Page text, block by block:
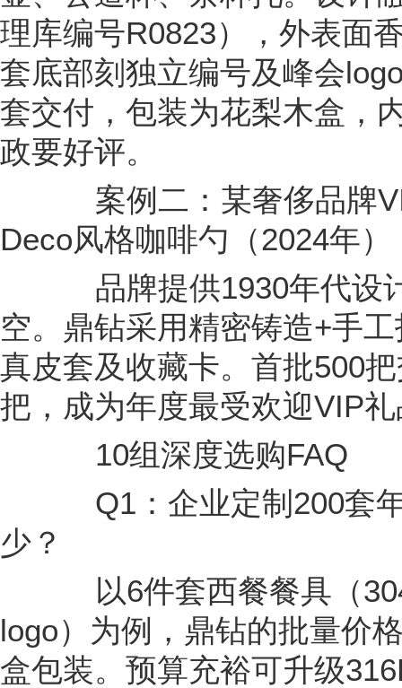
理库编号R0823），外表面
套底部刻独立编号及峰会
套交付，包装为花梨木盒，
政要好评。
案例二：某奢侈品牌
Deco风格咖啡勺（2024年）
品牌提供1930年代设
空。鼎钻采用精密铸造+手
真皮套及收藏卡。首批500
把，成为年度最受欢迎VIP
10组深度选购FAQ
Q1：企业定制200套年
少？
以6件套西餐餐具（
logo）为例，鼎钻的批量价
盒包装。预算充裕可升级